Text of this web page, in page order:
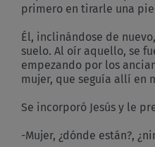
primero en tirarle una
Él, inclinándose de
suelo. Al oír aquello, se
empezando por los
mujer, que seguía allí en
Se incorporó Jesús y le
-Mujer, ¿dónde están?,